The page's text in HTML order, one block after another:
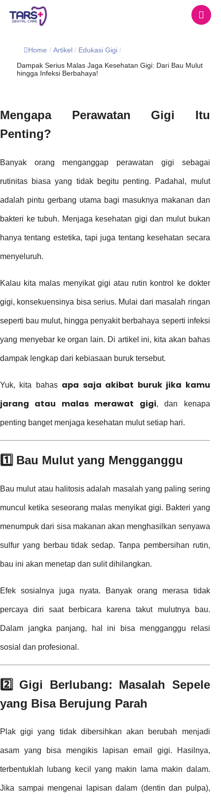
Home / Artikel / Edukasi Gigi /
Dampak Serius Malas Jaga Kesehatan Gigi: Dari Bau Mulut
hingga Infeksi Berbahaya!
Mengapa Perawatan Gigi Itu
Penting?
Banyak orang menganggap perawatan gigi sebagai
rutinitas biasa yang tidak begitu penting. Padahal, mulut
adalah pintu gerbang utama bagi masuknya makanan dan
bakteri ke tubuh. Menjaga kesehatan gigi dan mulut bukan
hanya tentang estetika, tapi juga tentang kesehatan secara
menyeluruh.
Kalau kita malas menyikat gigi atau rutin kontrol ke dokter
gigi, konsekuensinya bisa serius. Mulai dari masalah ringan
seperti bau mulut, hingga penyakit berbahaya seperti infeksi
yang menyebar ke organ lain. Di artikel ini, kita akan bahas
dampak lengkap dari kebiasaan buruk tersebut.
Yuk, kita bahas apa saja akibat buruk jika kamu
jarang atau malas merawat gigi, dan kenapa
penting banget menjaga kesehatan mulut setiap hari.
1️⃣ Bau Mulut yang Mengganggu
Bau mulut atau halitosis adalah masalah yang paling sering
muncul ketika seseorang malas menyikat gigi. Bakteri yang
menumpuk dari sisa makanan akan menghasilkan senyawa
sulfur yang berbau tidak sedap. Tanpa pembersihan rutin,
bau ini akan menetap dan sulit dihilangkan.
Efek sosialnya juga nyata. Banyak orang merasa tidak
percaya diri saat berbicara karena takut mulutnya bau.
Dalam jangka panjang, hal ini bisa mengganggu relasi
sosial dan profesional.
2️⃣ Gigi Berlubang: Masalah Sepele
yang Bisa Berujung Parah
Plak gigi yang tidak dibersihkan akan berubah menjadi
asam yang bisa mengikis lapisan email gigi. Hasilnya,
terbentuklah lubang kecil yang makin lama makin dalam.
Jika sampai mengenai lapisan dalam (dentin dan pulpa),